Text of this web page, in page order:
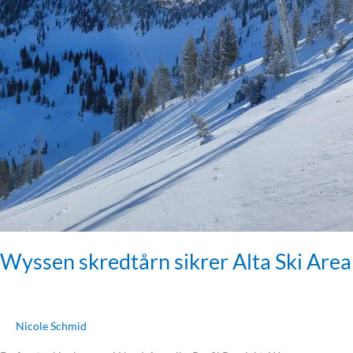
Wyssen skredtårn sikrer Alta Ski Area
Nicole Schmid